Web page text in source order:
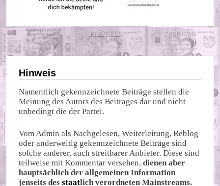
Hinweis
Namentlich gekennzeichnete Beiträge stellen die
Meinung des Autors des Beitrages dar und nicht
unbedingt die der Partei.
Vom Admin als Nachgelesen, Weiterleitung, Reblog
oder anderweitig gekennzeichnete Beiträge sind
solche anderer, auch streitbarer Anbieter. Diese sind
teilweise mit Kommentar versehen,dienen aber
hauptsächlich der allgemeinen Information
jenseits desstaatlich verordneten Mainstreams.